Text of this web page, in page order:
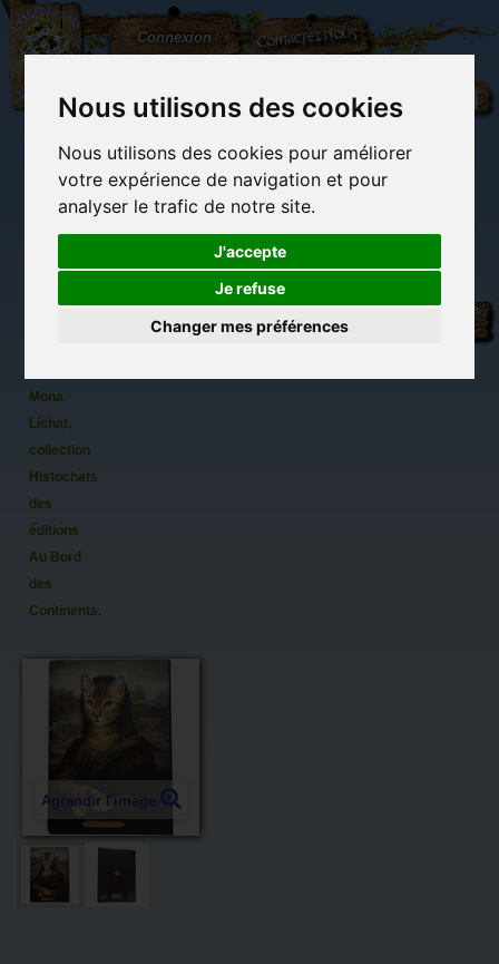
Nous utilisons des cookies
Nous utilisons des cookies pour améliorer
votre expérience de navigation et pour
analyser le trafic de notre site.
J'accepte
Je refuse
Changer mes préférences
L'Arbre
aux
100.000
Connexion Contactez-nous
(vide)
Librairie des
Carterie
originale
Activités
détente et jeux
Objets déco et
Mona
Lichat,
collection
Histochats
des
éditions
Au Bord
des
Continents...
Agrandir l'image